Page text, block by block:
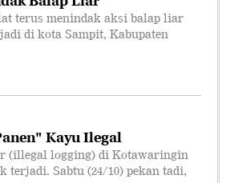
terus menindak aksi balap liar
di kota Sampit, Kabupaten
Kayu Ilegal
(illegal logging) di Kotawaringin
terjadi. Sabtu (24/10) pekan tadi,